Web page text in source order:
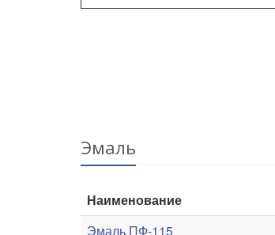
Эмаль
Наименование
Эмаль ПФ-115